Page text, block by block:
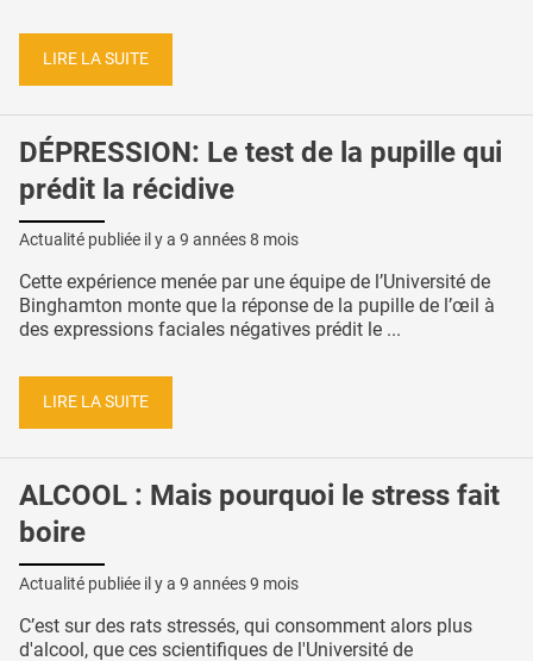
LIRE LA SUITE
DÉPRESSION: Le test de la pupille qui
prédit la récidive
Actualité publiée il y a 9 années 8 mois
Cette expérience menée par une équipe de l’Université de
Binghamton monte que la réponse de la pupille de l’œil à
des expressions faciales négatives prédit le ...
LIRE LA SUITE
ALCOOL : Mais pourquoi le stress fait
boire
Actualité publiée il y a 9 années 9 mois
C’est sur des rats stressés, qui consomment alors plus
d'alcool, que ces scientifiques de l'Université de